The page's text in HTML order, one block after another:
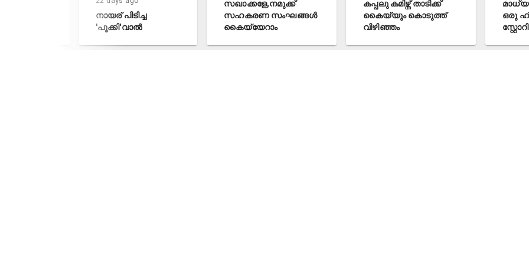
നായര് പിടിച്ച
'പൂക്കി'വാൽ
സഖാക്കളേ,നമുക്ക്
സഹകരണ സംഘങ്ങൾ
കൈയ്യേറാം
കപ്പലു കമിഴ്ന്ന് താടിക്ക്
കൈയ്യും കൊടുത്ത്
മാധ്യമങ്ങളിൽ
ഒരു ഹ്യൂമൺ